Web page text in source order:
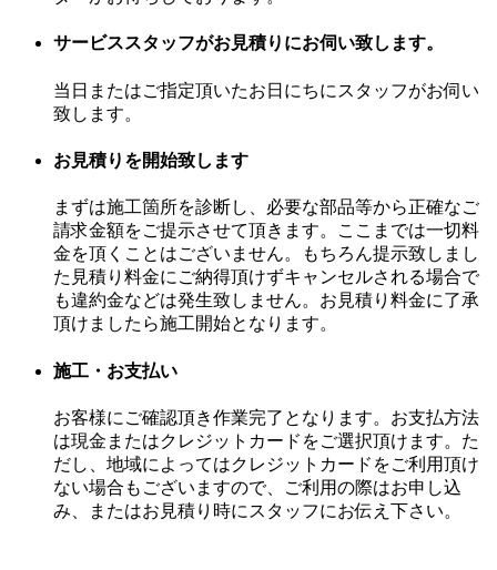
サービススタッフがお見積りにお伺い致します。
当日またはご指定頂いたお日にちにスタッフがお伺い
致します。
お見積りを開始致します
まずは施工箇所を診断し、必要な部品等から正確なご
請求金額をご提示させて頂きます。ここまでは一切料
金を頂くことはございません。もちろん提示致しまし
た見積り料金にご納得頂けずキャンセルされる場合で
も違約金などは発生致しません。お見積り料金に了承
頂けましたら施工開始となります。
施工・お支払い
お客様にご確認頂き作業完了となります。お支払方法
は現金またはクレジットカードをご選択頂けます。た
だし、地域によってはクレジットカードをご利用頂け
ない場合もございますので、ご利用の際はお申し込
み、またはお見積り時にスタッフにお伝え下さい。